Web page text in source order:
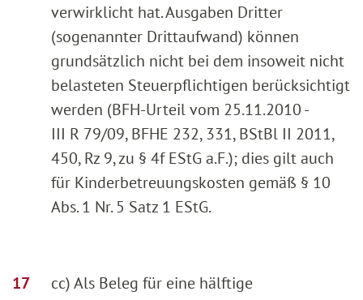
verwirklicht hat. Ausgaben Dritter
(sogenannter Drittaufwand) können
grundsätzlich nicht bei dem insoweit nicht
belasteten Steuerpflichtigen berücksichtigt
werden (BFH-Urteil vom 25.11.2010 -
III R 79/09, BFHE 232, 331, BStBl II 2011,
450, Rz 9, zu § 4f EStG a.F.); dies gilt auch
für Kinderbetreuungskosten gemäß § 10
Abs. 1 Nr. 5 Satz 1 EStG.
cc) Als Beleg für eine hälftige